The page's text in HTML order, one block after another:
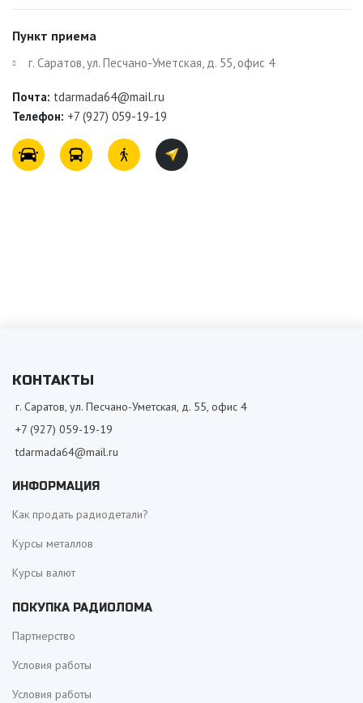
Пункт приема
г. Саратов, ул. Песчано-Уметская, д. 55, офис 4
Почта: tdarmada64@mail.ru
Телефон: +7 (927) 059-19-19
КОНТАКТЫ
г. Саратов, ул. Песчано-Уметская, д. 55, офис 4
+7 (927) 059-19-19
tdarmada64@mail.ru
ИНФОРМАЦИЯ
Как продать радиодетали?
Курсы металлов
Курсы валют
ПОКУПКА РАДИОЛОМА
Партнерство
Условия работы
Условия работы